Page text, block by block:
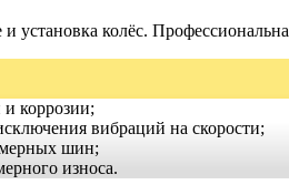
колёс.
коррозии;
вибраций на скорости;
шин;
износа.